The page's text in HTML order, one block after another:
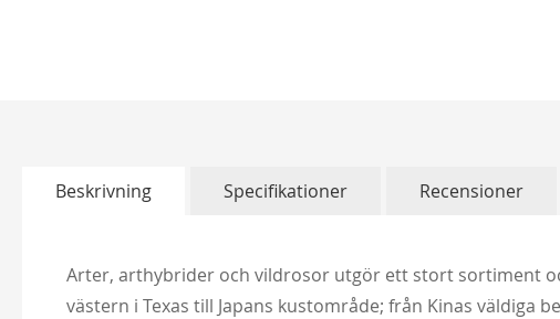
bildgalleriet
Beskrivning
Arter, arthybrider och vildrosor utgör ett stort sortiment
västern i Texas till Japans kustområde; från Kinas väldiga
Specifikationer Recensioner